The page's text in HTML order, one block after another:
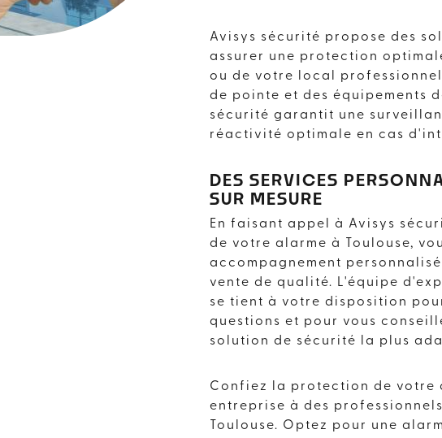
Avisys sécurité propose des
assurer une protection
ou de votre local
de pointe et des équipements
sécurité garantit une
réactivité optimale en cas
DES SERVICES
SUR MESURE
En faisant appel à Avisys
de votre alarme à Toulouse,
accompagnement
vente de qualité. L'équipe
se tient à votre disposition
questions et pour vous
solution de sécurité la plus
Confiez la protection de votre
entreprise à des
Toulouse. Optez pour une